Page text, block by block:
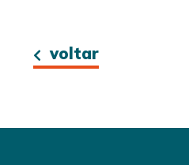
voltar